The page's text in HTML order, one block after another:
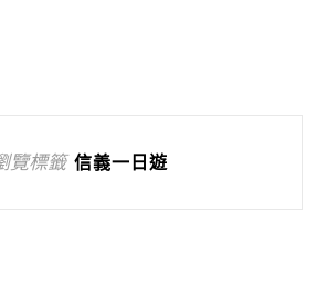
覽標籤 信義一日遊